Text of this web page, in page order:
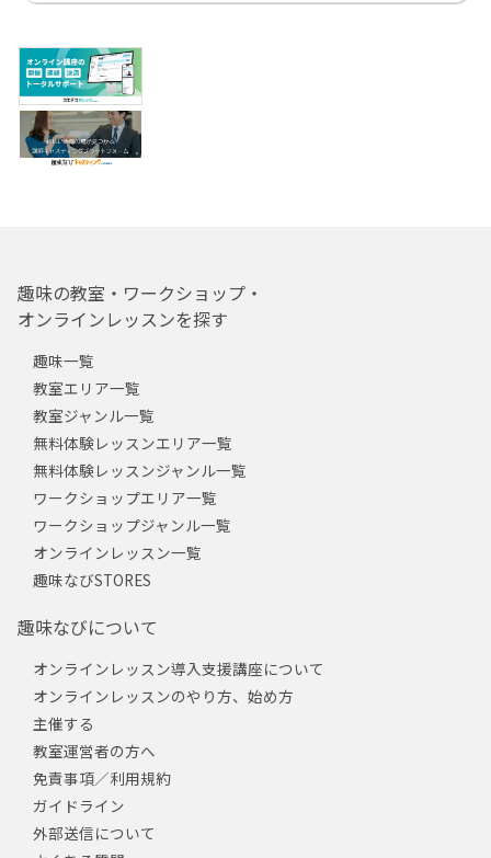
趣味の教室・ワークショップ・
オンラインレッスンを探す
趣味一覧
教室エリア一覧
教室ジャンル一覧
無料体験レッスンエリア一覧
無料体験レッスンジャンル一覧
ワークショップエリア一覧
ワークショップジャンル一覧
オンラインレッスン一覧
趣味なびSTORES
趣味なびについて
オンラインレッスン導入支援講座について
オンラインレッスンのやり方、始め方
主催する
教室運営者の方へ
免責事項／利用規約
ガイドライン
外部送信について